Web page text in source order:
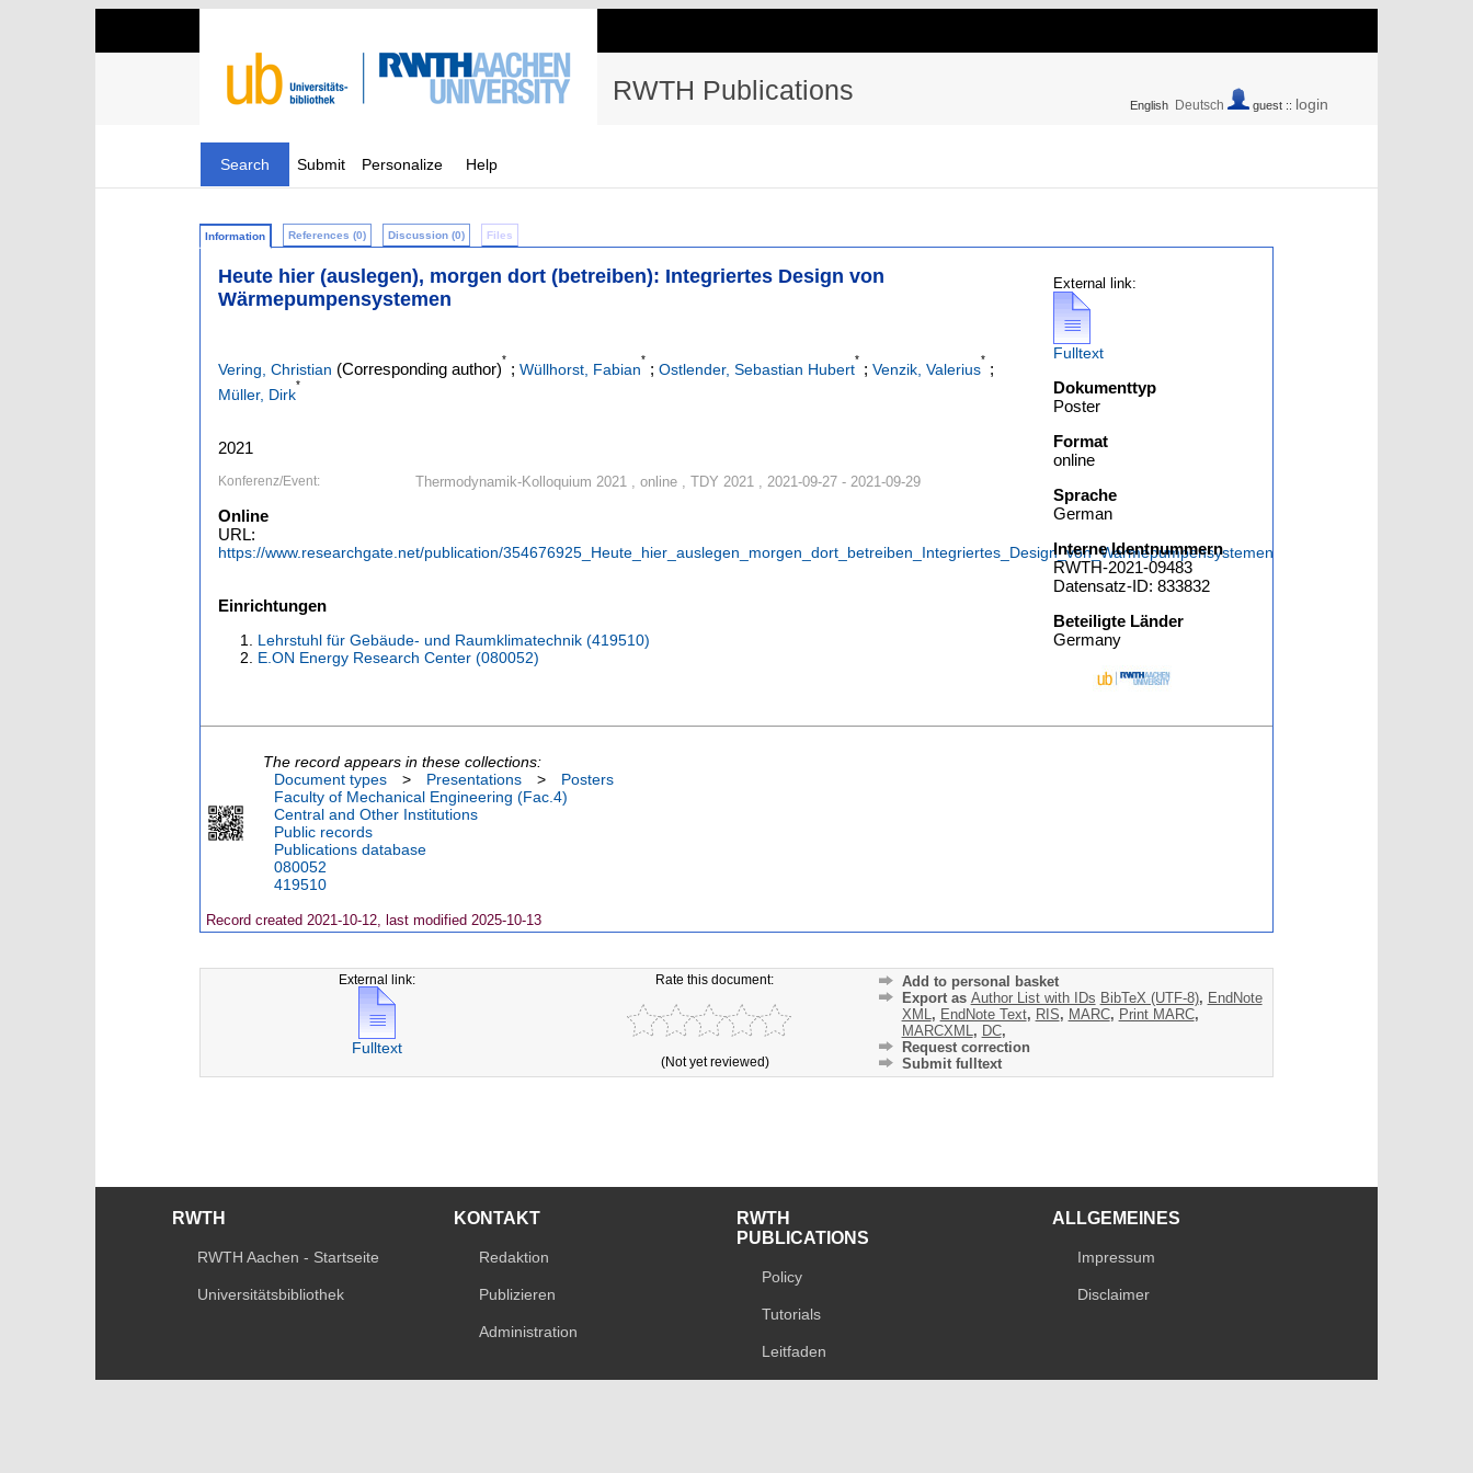
RWTH Publications English Deutsch guest :: login
Search Submit Personalize Help
Information References (0) Discussion (0) Files
Heute hier (auslegen), morgen dort (betreiben): Integriertes Design von
Wärmepumpensystemen
Vering, Christian (Corresponding author)
*
; Wüllhorst, Fabian
*
; Ostlender, Sebastian Hubert
*
; Venzik, Valerius
*
;
Müller, Dirk
*
2021
Konferenz/Event: Thermodynamik-Kolloquium 2021 , online , TDY 2021 , 2021-09-27 - 2021-09-29
Online
URL:
https://www.researchgate.net/publication/354676925_Heute_hier_auslegen_morgen_dort_betreiben_Integriertes_Design_von_Warmepumpensystemen
Einrichtungen
Lehrstuhl für Gebäude- und Raumklimatechnik (419510)
E.ON Energy Research Center (080052)
External link:
Fulltext
Dokumenttyp
Poster
Format
online
Sprache
German
Interne Identnummern
RWTH-2021-09483
Datensatz-ID: 833832
Beteiligte Länder
Germany
The record appears in these collections:
Document types
> Presentations >
Posters
Faculty of Mechanical Engineering (Fac.4)
Central and Other Institutions
Public records
Publications database
080052
419510
Record created 2021-10-12, last modified 2025-10-13
External link:
Fulltext
Rate this document:
(Not yet reviewed)
Add to personal basket
Export as Author List with IDs BibTeX (UTF-8), EndNote
XML , EndNote Text, RIS, MARC, Print MARC,
MARCXML , DC,
Request correction
Submit fulltext
RWTH
RWTH Aachen - Startseite
Universitätsbibliothek
KONTAKT
Redaktion
Publizieren
Administration
RWTH
PUBLICATIONS
Policy
Tutorials
Leitfaden
ALLGEMEINES
Impressum
Disclaimer